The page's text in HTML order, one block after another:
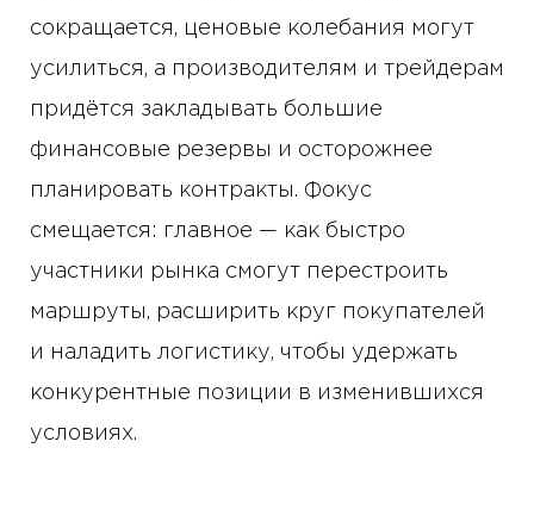
сокращается, ценовые колебания могут
усилиться, а производителям и трейдерам
придётся закладывать большие
финансовые резервы и осторожнее
планировать контракты. Фокус
смещается: главное — как быстро
участники рынка смогут перестроить
маршруты, расширить круг покупателей
и наладить логистику, чтобы удержать
конкурентные позиции в изменившихся
условиях.